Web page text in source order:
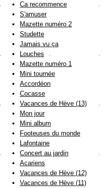
Ca recommence
S'amuser
Mazette numéro 2
Studette
Jamais vu ça
Louches
Mazette numéro 1
Mini tournée
Accordéon
Cocasse
Vacances de Hève (13)
Mon jour
Mini album
Footeuses du monde
Lafontaine
Concert au jardin
Acariens
Vacances de Hève (12)
Vacances de Hève (11)